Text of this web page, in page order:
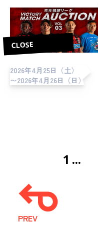
CLOSE
2026年4月25日（土）
〜2026年4月26日（日）
1 ...
PREV